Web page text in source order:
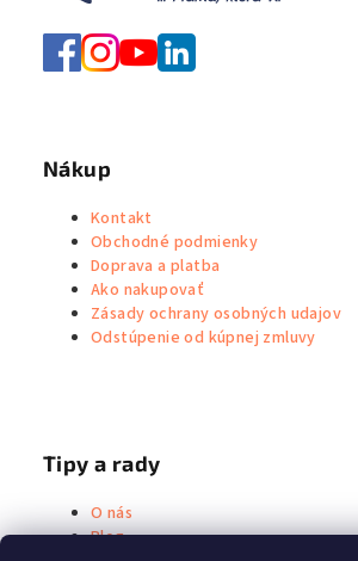
Nákup
Kontakt
Obchodné podmienky
Doprava a platba
Ako nakupovať
Zásady ochrany osobných udajov
Odstúpenie od kúpnej zmluvy
Tipy a rady
O nás
Blog